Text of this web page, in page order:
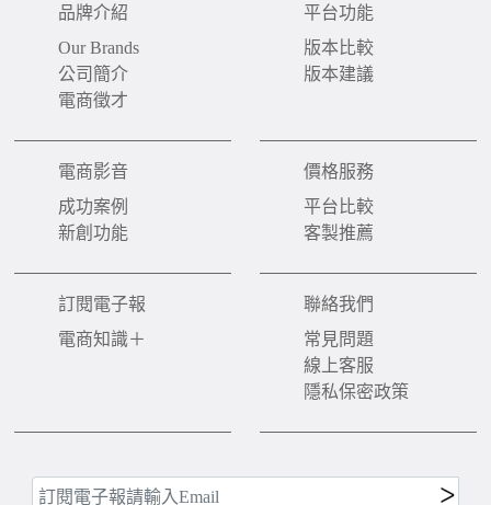
品牌介紹
Our Brands
公司簡介
電商徵才
平台功能
版本比較
版本建議
電商影音
成功案例
新創功能
價格服務
平台比較
客製推薦
訂閱電子報
電商知識＋
聯絡我們
常見問題
線上客服
隱私保密政策